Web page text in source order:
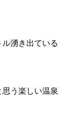
湧き出ている
う楽しい温泉